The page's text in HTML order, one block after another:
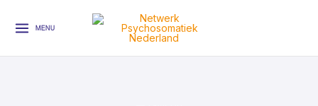
naar
inhoud
MENU